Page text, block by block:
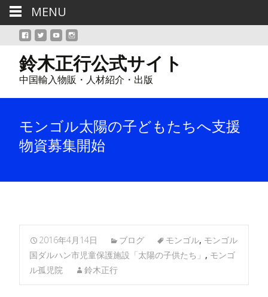
鈴木正行公式サイト
中国輸入物販・人材紹介・出版
モンゴル太陽の子どもたちへ支援
物資募集開始
2016年4月14日 ブログ モンゴル, モンゴル
国ダルハン市児童保護施設「太陽の子供たち」 , モンゴ
ル孤児院
鈴木正行
MENU